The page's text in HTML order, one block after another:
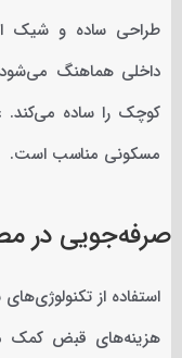
طراحی ساده و شیک
داخلی هماهنگ
کوچک را ساده می‌کند.
مسکونی مناسب است.
صرفه‌جویی در
استفاده از
هزینه‌های قبض کمک